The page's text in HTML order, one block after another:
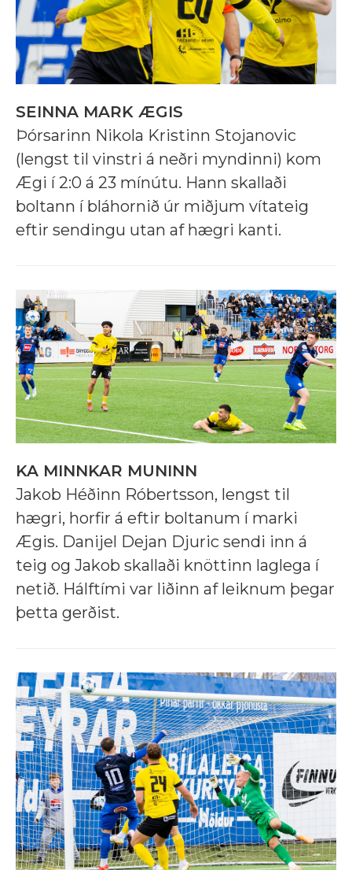
SEINNA MARK ÆGIS
Þórsarinn Nikola Kristinn Stojanovic
(lengst til vinstri á neðri myndinni) kom
Ægi í 2:0 á 23 mínútu. Hann skallaði
boltann í bláhornið úr miðjum vítateig
eftir sendingu utan af hægri kanti.
KA MINNKAR MUNINN
Jakob Héðinn Róbertsson, lengst til
hægri, horfir á eftir boltanum í marki
Ægis. Danijel Dejan Djuric sendi inn á
teig og Jakob skallaði knöttinn laglega í
netið. Hálftími var liðinn af leiknum þegar
þetta gerðist.